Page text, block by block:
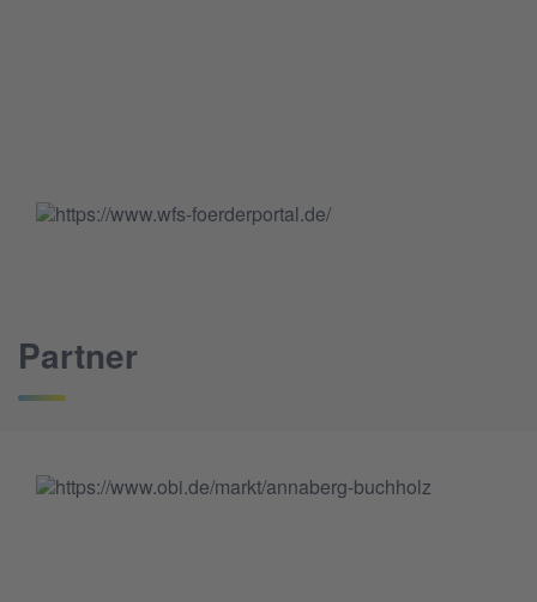
Partner